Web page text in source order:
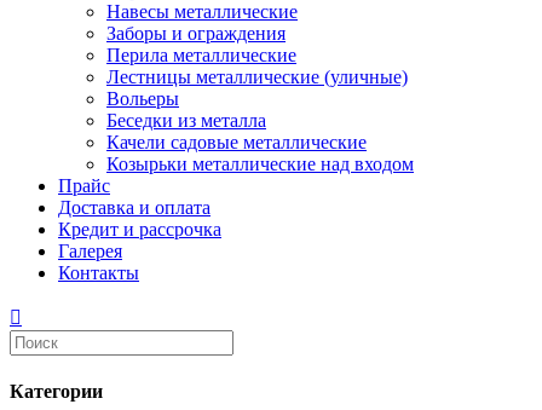
Навесы металлические
Заборы и ограждения
Перила металлические
Лестницы металлические (уличные)
Вольеры
Беседки из металла
Качели садовые металлические
Козырьки металлические над входом
Прайс
Доставка и оплата
Кредит и рассрочка
Галерея
Контакты
Категории